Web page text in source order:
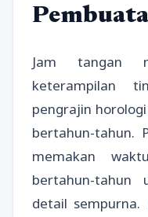
Jam tangan
keterampilan
pengrajin
bertahun-tahun.
memakan
bertahun-tahun
detail